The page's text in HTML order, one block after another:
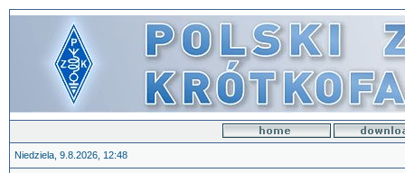
Niedziela, 9.8.2026, 12:48